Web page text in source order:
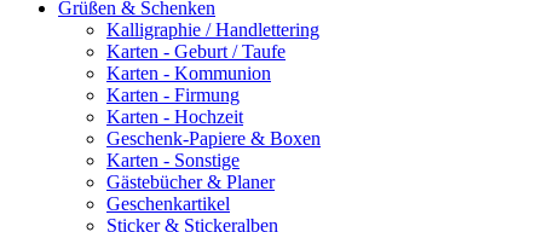
Grüßen & Schenken
Kalligraphie / Handlettering
Karten - Geburt / Taufe
Karten - Kommunion
Karten - Firmung
Karten - Hochzeit
Geschenk-Papiere & Boxen
Karten - Sonstige
Gästebücher & Planer
Geschenkartikel
Sticker & Stickeralben